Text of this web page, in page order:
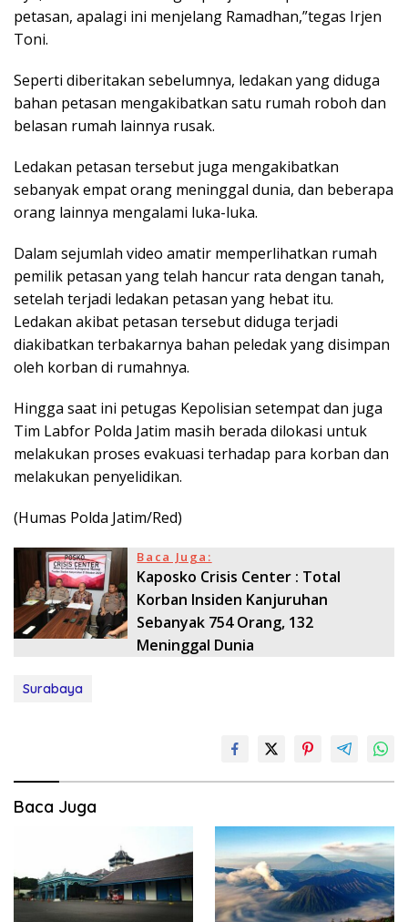
petasan, apalagi ini menjelang Ramadhan,”tegas Irjen
Toni.
Seperti diberitakan sebelumnya, ledakan yang diduga
bahan petasan mengakibatkan satu rumah roboh dan
belasan rumah lainnya rusak.
Ledakan petasan tersebut juga mengakibatkan
sebanyak empat orang meninggal dunia, dan beberapa
orang lainnya mengalami luka-luka.
Dalam sejumlah video amatir memperlihatkan rumah
pemilik petasan yang telah hancur rata dengan tanah,
setelah terjadi ledakan petasan yang hebat itu.
Ledakan akibat petasan tersebut diduga terjadi
diakibatkan terbakarnya bahan peledak yang disimpan
oleh korban di rumahnya.
Hingga saat ini petugas Kepolisian setempat dan juga
Tim Labfor Polda Jatim masih berada dilokasi untuk
melakukan proses evakuasi terhadap para korban dan
melakukan penyelidikan.
(Humas Polda Jatim/Red)
Baca Juga:
Kaposko Crisis Center : Total
Korban Insiden Kanjuruhan
Sebanyak 754 Orang, 132
Meninggal Dunia
Surabaya
Baca Juga